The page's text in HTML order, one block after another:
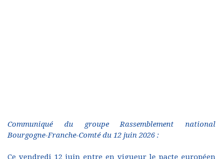
Communiqué du groupe Rassemblement national
Bourgogne-Franche-Comté du 12 juin 2026 :
Ce vendredi 12 juin entre en vigueur le pacte européen